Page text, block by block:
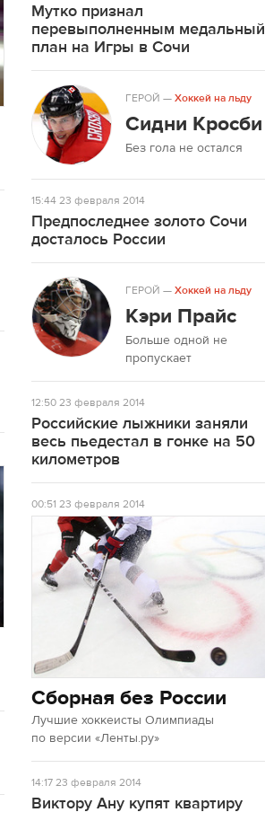
Мутко признал
перевыполненным медальный
план на Игры в Сочи
ГЕРОЙ —Хоккей на льду
Сидни Кросби
Без гола не остался
15:4423 февраля 2014
Предпоследнее золото Сочи
досталось России
ГЕРОЙ —Хоккей на льду
Кэри Прайс
Больше одной не
пропускает
12:5023 февраля 2014
Российские лыжники заняли
весь пьедестал в гонке на 50
километров
00:51 23 февраля 2014
Сборная без России
Лучшие хоккеисты Олимпиады
по версии «Ленты.ру»
14:1723 февраля 2014
Виктору Ану купят квартиру